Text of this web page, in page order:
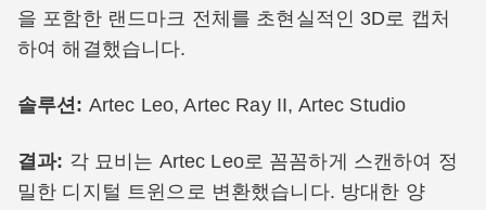
을 포함한 랜드마크 전체를 초현실적인 3D로 캡처
하여 해결했습니다.
솔루션: Artec Leo, Artec Ray II, Artec Studio
결과: 각 묘비는 Artec Leo로 꼼꼼하게 스캔하여 정
밀한 디지털 트윈으로 변환했습니다. 방대한 양